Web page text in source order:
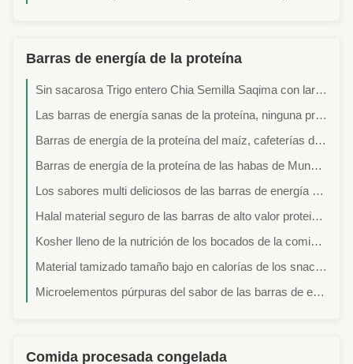
Barras de energía de la proteína
Sin sacarosa Trigo entero Chia Semilla Saqima con larga vida útil para bocadillos saludables
Las barras de energía sanas de la proteína, ninguna proteína del chocolate del pigmento obstruyen sabor dulce
Barras de energía de la proteína del maíz, cafeterías de alto valor proteico vida útil de 12 meses
Barras de energía de la proteína de las habas de Mung, barras de la proteína de BRC con el contenido de poca azúcar
Los sabores multi deliciosos de las barras de energía de la proteína de las habas de Azuki mantienen condiciones frescas
Halal material seguro de las barras de alto valor proteico bajas en grasa de la nuez de la mantequilla de la alta energía certificada
Kosher lleno de la nutrición de los bocados de la comida de las barras de energía de la proteína de la alga marina del tomate certificada
Material tamizado tamaño bajo en calorías de los snacks de las barras de energía de la nutrición de la fruta de la pasión
Microelementos púrpuras del sabor de las barras de energía de la proteína de la patata/del coco buenos contenidos
Comida procesada congelada